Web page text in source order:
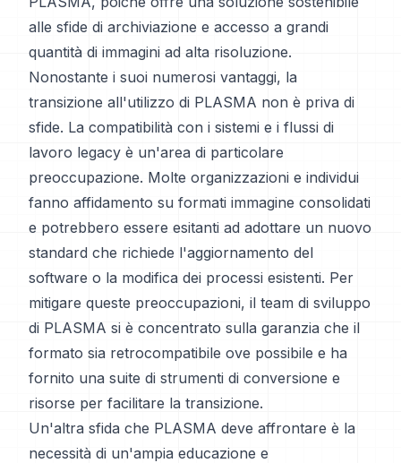
alle sfide di archiviazione e accesso a grandi
quantità di immagini ad alta risoluzione.
Nonostante i suoi numerosi vantaggi, la
transizione all'utilizzo di PLASMA non è priva di
sfide. La compatibilità con i sistemi e i flussi di
lavoro legacy è un'area di particolare
preoccupazione. Molte organizzazioni e individui
fanno affidamento su formati immagine consolidati
e potrebbero essere esitanti ad adottare un nuovo
standard che richiede l'aggiornamento del
software o la modifica dei processi esistenti. Per
mitigare queste preoccupazioni, il team di sviluppo
di PLASMA si è concentrato sulla garanzia che il
formato sia retrocompatibile ove possibile e ha
fornito una suite di strumenti di conversione e
risorse per facilitare la transizione.
Un'altra sfida che PLASMA deve affrontare è la
necessità di un'ampia educazione e